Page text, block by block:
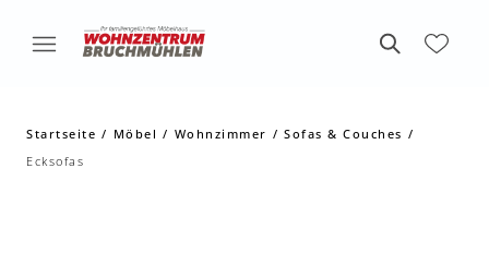
Startseite Möbel Wohnzimmer
Sofas & Couches
Ecksofas